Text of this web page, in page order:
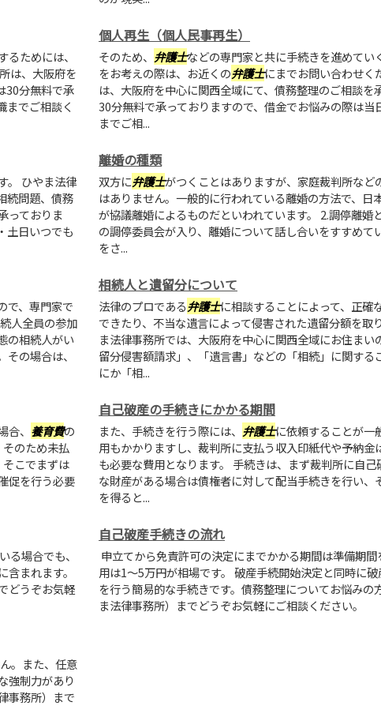
ためには、
は、大阪府を
30分無料で承
までご相談く
個人再生（個人民事再生）
そのため、 弁護士などの専門家と共に手続きを進めてい
をお考えの際は、お近くの弁護士にまでお問い合わせく
は、大阪府を中心に関西全域にて、債務整理のご相談を
30分無料で承っておりますので、借金でお悩みの際は
までご相...
。 ひやま法律
続問題、債務
っておりま
土日いつでも
離婚の種類
双方に弁護士がつくことはありますが、家庭裁判所など
はありません。一般的に行われている離婚の方法で、日
が協議離婚によるものだといわれています。 2.調停離婚
の調停委員会が入り、離婚について話し合いをすすめて
をさ...
で、専門家で
人全員の参加
の相続人がい
の場合は、
相続人と遺留分について
法律のプロである弁護士に相談することによって、正確
できたり、不当な遺言によって侵害された遺留分額を取
ま法律事務所では、大阪府を中心に関西全域にお住ま
留分侵害額請求」、「遺言書」などの「相続」に関する
にか「相...
、 養育費の
のため未払
こでまずは
促を行う必要
自己破産の手続きにかかる期間
また、手続きを行う際には、 弁護士に依頼することが一
用もかかりますし、裁判所に支払う収入印紙代や予納金
も必要な費用となります。 手続きは、まず裁判所に自
な財産がある場合は債権者に対して配当手続きを行い、
を得ると...
場合でも、
まれます。
どうぞお気軽
自己破産手続きの流れ
申立てから免責許可の決定にまでかかる期間は準備期
用は1〜5万円が相場です。 破産手続開始決定と同時に
を行う簡易的な手続きです。債務整理についてお悩みの方
ま法律事務所）までどうぞお気軽にご相談ください。
。また、任意
強制力があり
事務所）まで